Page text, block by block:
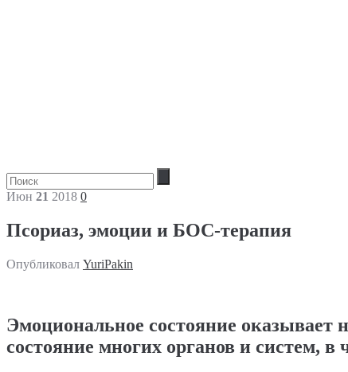
Июн 21 2018 0
Псориаз, эмоции и БОС-терапия
Опубликовал YuriPakin
Эмоциональное состояние оказывает
состояние многих органов и систем,